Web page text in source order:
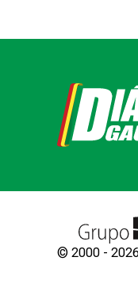
© 2000 -